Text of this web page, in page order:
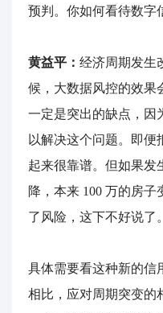
预判。你如何看待数字
黄益平： 经济周期发生
候，大数据风控的效果
一定是突出的缺点，因
以解决这个问题。即
起来很靠谱。但如果发
降，本来 100 万的房
了风险，这下不好说了。
具体需要看这种新的信
相比，应对周期突变的